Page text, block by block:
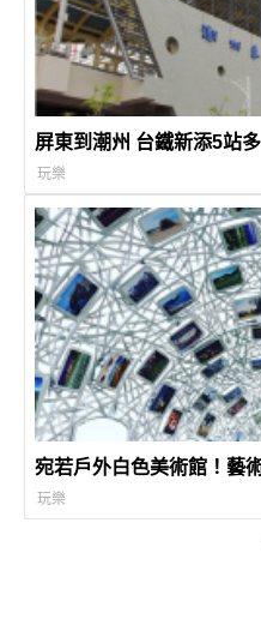
屏東到潮州 台鐵新添5站
玩樂
宛若戶外白色美術館！藝
玩樂